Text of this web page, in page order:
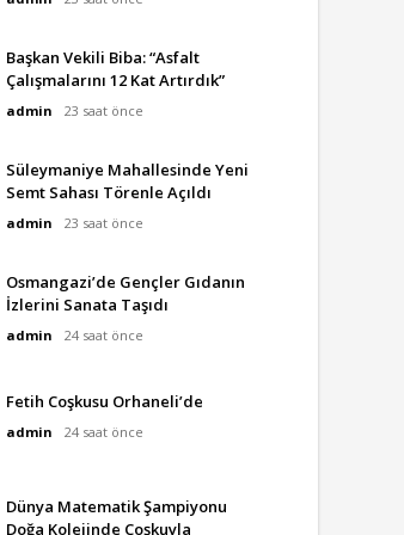
Başkan Vekili Biba: “Asfalt
Çalışmalarını 12 Kat Artırdık”
admin 23 saat önce
Süleymaniye Mahallesinde Yeni
Semt Sahası Törenle Açıldı
admin 23 saat önce
Osmangazi’de Gençler Gıdanın
İzlerini Sanata Taşıdı
admin 24 saat önce
Fetih Coşkusu Orhaneli’de
admin 24 saat önce
Dünya Matematik Şampiyonu
Doğa Kolejinde Coşkuyla